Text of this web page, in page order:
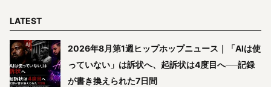
LATEST
2026年8月第1週ヒップホップニュース｜「AIは使
っていない」は訴状へ、起訴状は4度目へ──記録
が書き換えられた7日間